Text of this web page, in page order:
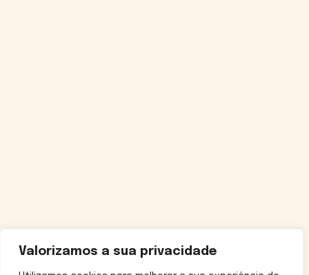
Valorizamos a sua privacidade